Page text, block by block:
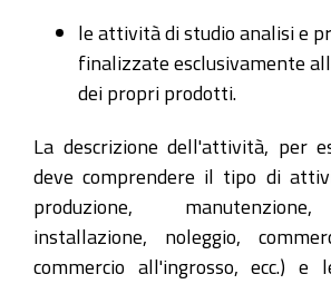
le attività di studio analisi e
finalizzate esclusivamente
dei propri prodotti.
La descrizione dell'attività, per
deve comprendere il tipo di
produzione,
installazione, noleggio,
commercio all'ingrosso, ecc.) e